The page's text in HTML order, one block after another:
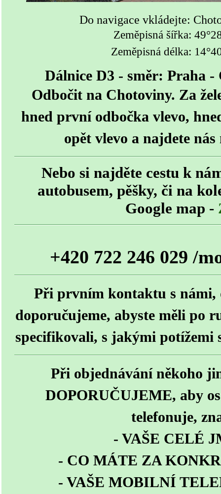
Do navigace vkládejte:
Zeměpisná šířka:
Zeměpisná délka:
Dálnice D3 - směr: Praha -
Odbočit na Chotoviny. Za
hned první odbočka vlevo,
opět vlevo a najdete
Nebo si najděte cestu k
autobusem, pěšky, či na
Google map -
+420 722 246 029 /
Při prvním kontaktu s námi,
doporučujeme, abyste měli po
specifikovali, s jakými potížemi
Při objednávání někoho
DOPORUČUJEME, aby
telefonuje,
- VAŠE CELÉ
- CO MÁTE ZA
- VAŠE MOBILNÍ